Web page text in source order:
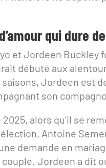
qui dure
et Jordeen Buckley
débuté aux
Jordeen est
son
2025, alors qu’il se
Antoine
demande en
Jordeen a dit